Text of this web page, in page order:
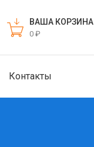
ВАША КОРЗИНА
0 ₽
Контакты